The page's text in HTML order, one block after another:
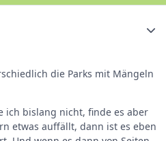
die Parks mit Mängeln
ich bislang nicht, finde es aber
etwas auffällt, dann ist es eben